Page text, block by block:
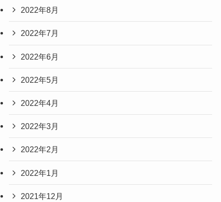
2022年8月
2022年7月
2022年6月
2022年5月
2022年4月
2022年3月
2022年2月
2022年1月
2021年12月